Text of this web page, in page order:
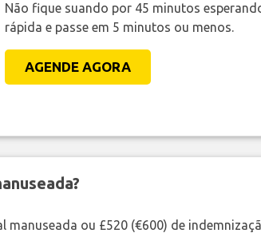
Não fique suando por 45 minutos
rápida e passe em 5 minutos ou menos.
AGENDE AGORA
manuseada ou £520 (€600) de